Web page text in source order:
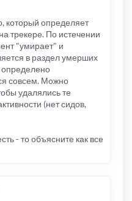
который определяет
трекере. По истечении
"умирает" и
в раздел умерших
определено
совсем. Можно
удалялись те
(нет сидов,
- то объясните как все